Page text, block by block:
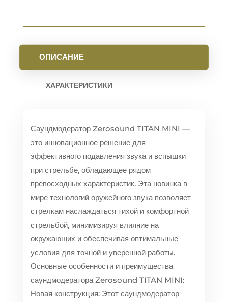
ОПИСАНИЕ
ХАРАКТЕРИСТИКИ
Саундмодератор Zerosound TITAN MINI —
это инновационное решение для
эффективного подавления звука и вспышки
при стрельбе, обладающее рядом
превосходных характеристик. Эта новинка в
мире технологий оружейного звука позволяет
стрелкам наслаждаться тихой и комфортной
стрельбой, минимизируя влияние на
окружающих и обеспечивая оптимальные
условия для точной и уверенной работы.
Основные особенности и преимущества
саундмодератора Zerosound TITAN MINI:
Новая конструкция: Этот саундмодератор